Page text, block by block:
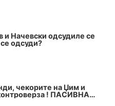
и Начевски одсудиле се
одсуди?
чекорите на Џим и
! ПАСИВНА